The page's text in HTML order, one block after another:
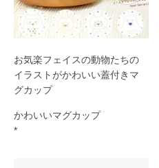
お気楽フェイスの動物たちの
イラストがかわいい蓋付きマ
グカップ
かわいいマグカップ
*